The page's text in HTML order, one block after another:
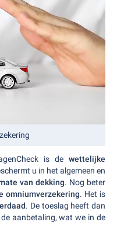
is de wettelijke
u in het algemeen en
van dekking. Nog beter
omniumverzekering. Het is
. De toeslag heeft dan
aanbetaling, wat we in de